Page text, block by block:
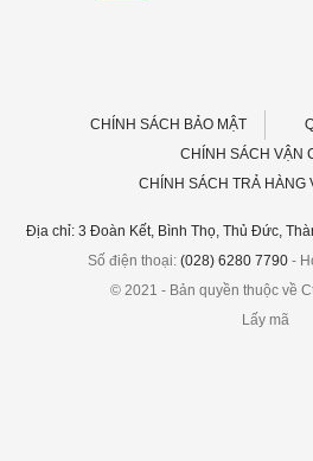
CHÍNH SÁCH BẢO MẬT
CHÍNH SÁCH VẬN
CHÍNH SÁCH TRẢ HÀNG
Địa chỉ: 3 Đoàn Kết, Bình Thọ, Thủ Đức,
Số điện thoại: (028) 6280 7790 -
© 2021 - Bản quyền thuộc về
Lấy mã